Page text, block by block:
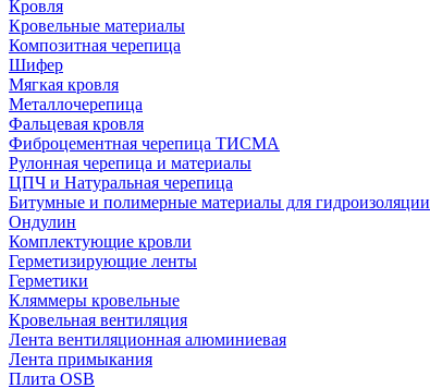
Кровля
Кровельные материалы
Композитная черепица
Шифер
Мягкая кровля
Металлочерепица
Фальцевая кровля
Фиброцементная черепица ТИСМА
Рулонная черепица и материалы
ЦПЧ и Натуральная черепица
Битумные и полимерные материалы для гидроизоляции
Ондулин
Комплектующие кровли
Герметизирующие ленты
Герметики
Кляммеры кровельные
Кровельная вентиляция
Лента вентиляционная алюминиевая
Лента примыкания
Плита OSB